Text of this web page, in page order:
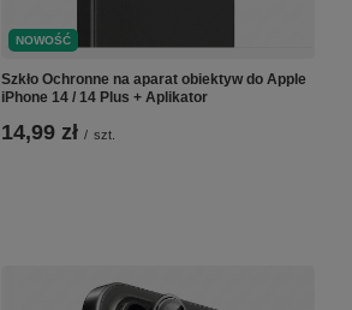
NOWOŚĆ
Szkło Ochronne na aparat obiektyw do Apple
iPhone 14 / 14 Plus + Aplikator
14,99 zł / szt.